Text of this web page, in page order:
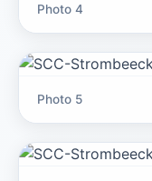
Photo 4
Photo 5